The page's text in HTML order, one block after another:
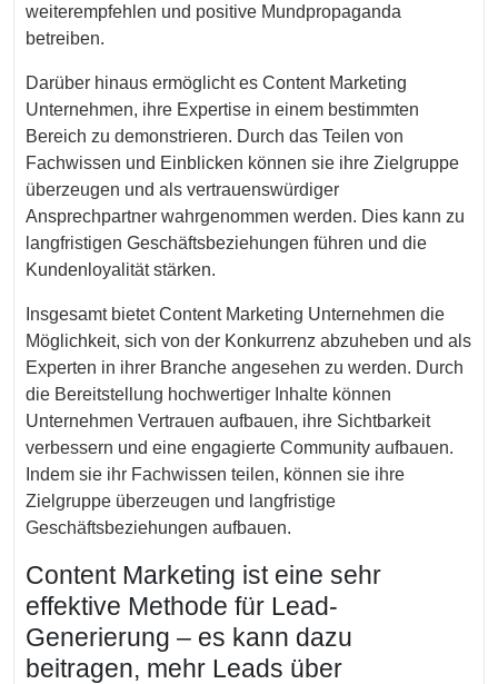
weiterempfehlen und positive Mundpropaganda
betreiben.
Darüber hinaus ermöglicht es Content Marketing
Unternehmen, ihre Expertise in einem bestimmten
Bereich zu demonstrieren. Durch das Teilen von
Fachwissen und Einblicken können sie ihre Zielgruppe
überzeugen und als vertrauenswürdiger
Ansprechpartner wahrgenommen werden. Dies kann zu
langfristigen Geschäftsbeziehungen führen und die
Kundenloyalität stärken.
Insgesamt bietet Content Marketing Unternehmen die
Möglichkeit, sich von der Konkurrenz abzuheben und als
Experten in ihrer Branche angesehen zu werden. Durch
die Bereitstellung hochwertiger Inhalte können
Unternehmen Vertrauen aufbauen, ihre Sichtbarkeit
verbessern und eine engagierte Community aufbauen.
Indem sie ihr Fachwissen teilen, können sie ihre
Zielgruppe überzeugen und langfristige
Geschäftsbeziehungen aufbauen.
Content Marketing ist eine sehr
effektive Methode für Lead-
Generierung – es kann dazu
beitragen, mehr Leads über